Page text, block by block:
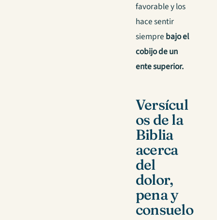
favorable y los
hace sentir
siempre bajo el
cobijo de un
ente superior.
Versícul
os de la
Biblia
acerca
del
dolor,
pena y
consuelo